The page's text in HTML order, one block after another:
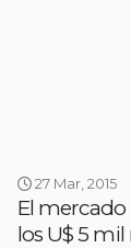
27 Mar, 2015
El mercado
los U$ 5 mil